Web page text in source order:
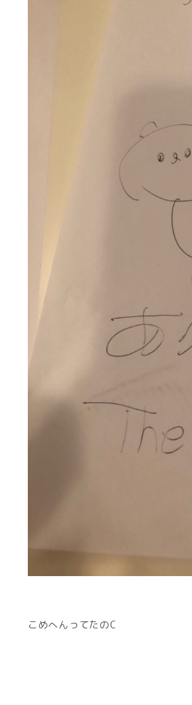
こめへんってたのC